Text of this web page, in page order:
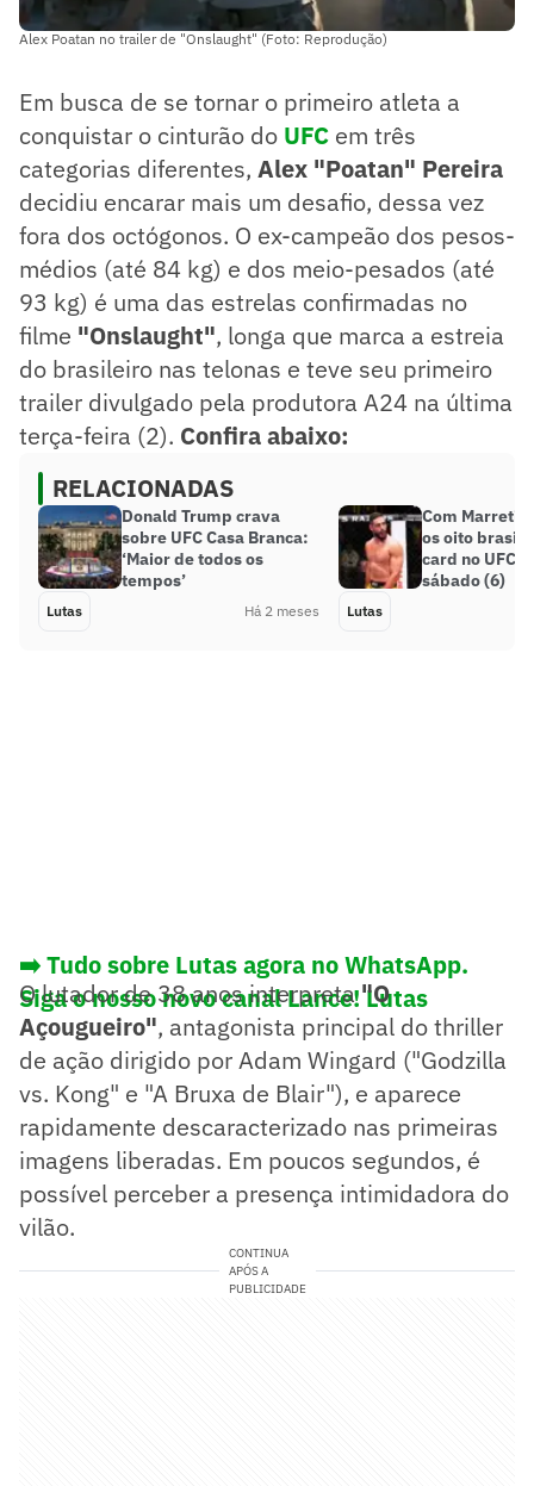
Alex Poatan no trailer de "Onslaught" (Foto: Reprodução)
Em busca de se tornar o primeiro atleta a
conquistar o cinturão do UFC em três
categorias diferentes, Alex "Poatan" Pereira
decidiu encarar mais um desafio, dessa vez
fora dos octógonos. O ex-campeão dos pesos-
médios (até 84 kg) e dos meio-pesados (até
93 kg) é uma das estrelas confirmadas no
filme "Onslaught", longa que marca a estreia
do brasileiro nas telonas e teve seu primeiro
trailer divulgado pela produtora A24 na última
terça-feira (2). Confira abaixo:
RELACIONADAS
Donald Trump crava
sobre UFC Casa Branca:
‘Maior de todos os
tempos’
Lutas Há 2 meses
Com
os oito
card no UFC
sábado (6)
Lutas
➡️ Tudo sobre Lutas agora no WhatsApp.
Siga o nosso novo canal Lance! Lutas
O lutador de 38 anos interpreta"O
Açougueiro", antagonista principal do thriller
de ação dirigido por Adam Wingard ("Godzilla
vs. Kong" e "A Bruxa de Blair"), e aparece
rapidamente descaracterizado nas primeiras
imagens liberadas. Em poucos segundos, é
possível perceber a presença intimidadora do
vilão.
CONTINUA
APÓS A
PUBLICIDADE